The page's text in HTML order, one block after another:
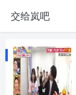
交给岚吧